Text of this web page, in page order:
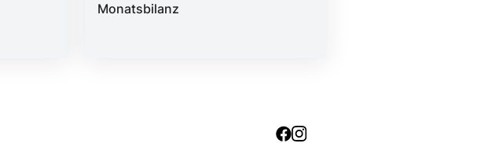
Monatsbilanz